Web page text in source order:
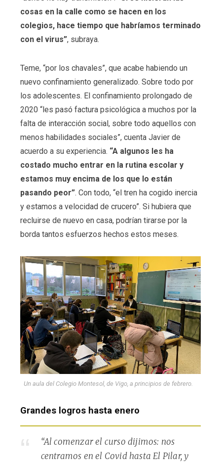
cosas en la calle como se hacen en los
colegios, hace tiempo que habríamos terminado
con el virus”, subraya.
Teme, “por los chavales”, que acabe habiendo un
nuevo confinamiento generalizado. Sobre todo por
los adolescentes. El confinamiento prolongado de
2020 “les pasó factura psicológica a muchos por la
falta de interacción social, sobre todo aquellos con
menos habilidades sociales”, cuenta Javier de
acuerdo a su experiencia. “A algunos les ha
costado mucho entrar en la rutina escolar y
estamos muy encima de los que lo están
pasando peor”. Con todo, “el tren ha cogido inercia
y estamos a velocidad de crucero”. Si hubiera que
recluirse de nuevo en casa, podrían tirarse por la
borda tantos esfuerzos hechos estos meses.
Un aula del Colegio Montesol, de Vigo, a principios de febrero.
Grandes logros hasta enero
“Al comenzar el curso dijimos: nos
centramos en el Covid hasta El Pilar, y